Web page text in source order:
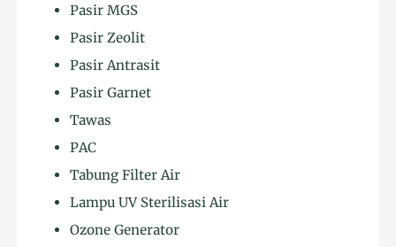
Pasir MGS
Pasir Zeolit
Pasir Antrasit
Pasir Garnet
Tawas
PAC
Tabung Filter Air
Lampu UV Sterilisasi Air
Ozone Generator